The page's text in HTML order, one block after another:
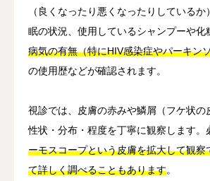
（良くなったり悪くなったりしている
眠の状況、使用しているシャンプーや化
病気の有無（特にHIV感染症やパーキン
の使用歴などが確認されます。
視診では、皮膚の赤みや鱗屑（フケ状の
性状・分布・程度を丁寧に観察します。
ーモスコープという皮膚を拡大して観察
て詳しく調べることもあります。